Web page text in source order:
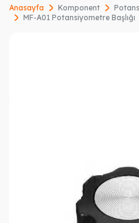
Anasayfa Komponent
MF-A01 Potansiyometre Başlığı